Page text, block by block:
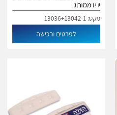
יו יו ממותג
מקט: 13036+13042-1
לפרטים ורכישה